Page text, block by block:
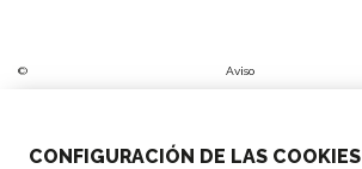
CONFIGURACIÓN DE LAS COOKIES
©
Logistic,
cookies
Aviso
de Conducta